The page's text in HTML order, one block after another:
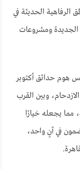
الرفاهية الحديثة في
الجديدة ومشروعات
هوم حدائق أكتوبر
وبين القرب
مما يجعله خيارًا
في آنٍ واحد،